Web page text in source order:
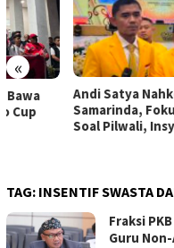
«
Andi Satya Nahkodai
Samarinda, Fokus Kerja
Soal Pilwali, Insya Allah
TAG: INSENTIF SWASTA
Fraksi
Guru